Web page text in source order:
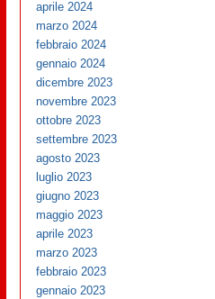
aprile 2024
marzo 2024
febbraio 2024
gennaio 2024
dicembre 2023
novembre 2023
ottobre 2023
settembre 2023
agosto 2023
luglio 2023
giugno 2023
maggio 2023
aprile 2023
marzo 2023
febbraio 2023
gennaio 2023